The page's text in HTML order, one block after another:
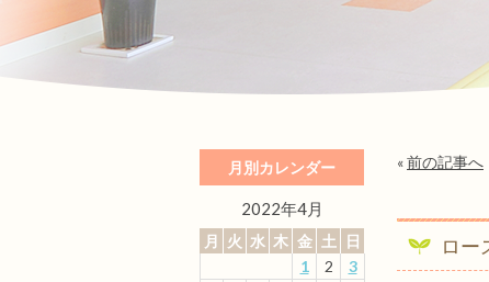
«前の記事へ
ロー
月別カレンダー
2022年4月
月 火 水 木 金 土
日
1
2
3